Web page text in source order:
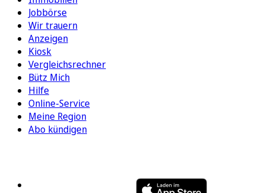
Jobbörse
Wir trauern
Anzeigen
Kiosk
Vergleichsrechner
Bütz Mich
Hilfe
Online-Service
Meine Region
Abo kündigen